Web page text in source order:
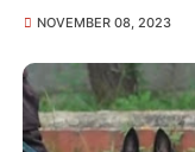
NOVEMBER 08, 2023